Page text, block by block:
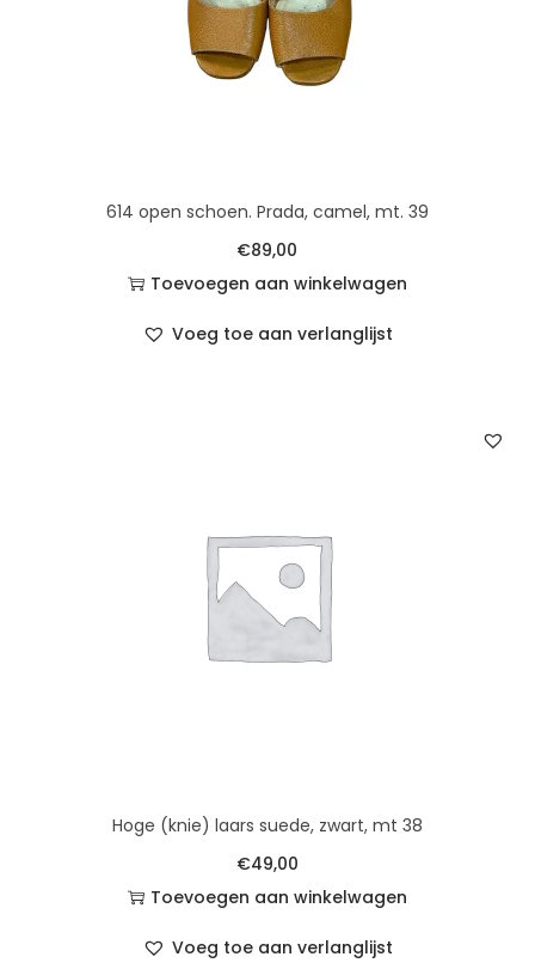
614 open schoen. Prada, camel, mt. 39
€89,00
Toevoegen aan winkelwagen
Voeg toe aan verlanglijst
Hoge (knie) laars suede, zwart, mt 38
€49,00
Toevoegen aan winkelwagen
Voeg toe aan verlanglijst